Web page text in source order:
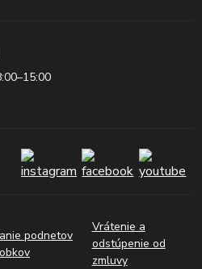
podnetov
Vrátenie a
odstúpenie od
zmluvy